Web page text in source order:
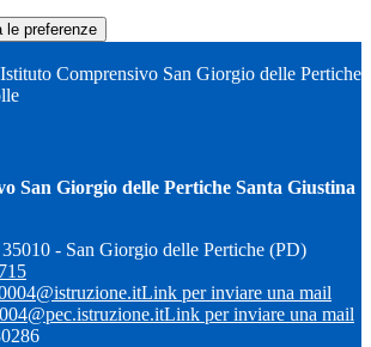
le preferenze
Istituto Comprensivo San Giorgio delle Pertiche
San Giorgio delle Pertiche Santa Giustina
- San Giorgio delle Pertiche (PD)
Link per inviare una mail
Link per inviare una mail